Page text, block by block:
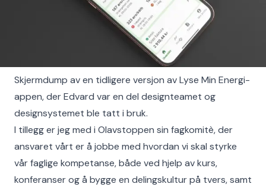
Skjermdump av en tidligere versjon av Lyse Min Energi-
appen, der Edvard var en del designteamet og
designsystemet ble tatt i bruk.
I tillegg er jeg med i Olavstoppen sin fagkomitè, der
ansvaret vårt er å jobbe med hvordan vi skal styrke
vår faglige kompetanse, både ved hjelp av kurs,
konferanser og å bygge en delingskultur på tvers, samt